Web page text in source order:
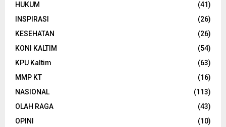
HUKUM
(41)
INSPIRASI
(26)
KESEHATAN
(26)
KONI KALTIM
(54)
KPU Kaltim
(63)
MMP KT
(16)
NASIONAL
(113)
OLAH RAGA
(43)
OPINI
(10)